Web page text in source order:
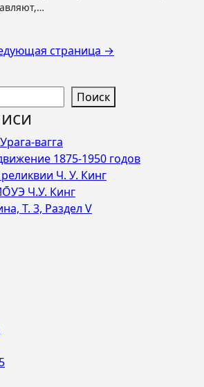
страница →
Поиск
вагга
1875-1950 годов
Ч. У. Кинг
Ч.У. Кинг
Т. 3, Раздел V